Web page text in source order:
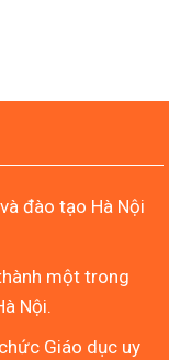
đào tạo Hà Nội
một trong
Nội.
Giáo dục uy